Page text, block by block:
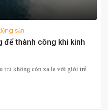
sản
để thành công khi kinh
trú không còn xa lạ với giới trẻ